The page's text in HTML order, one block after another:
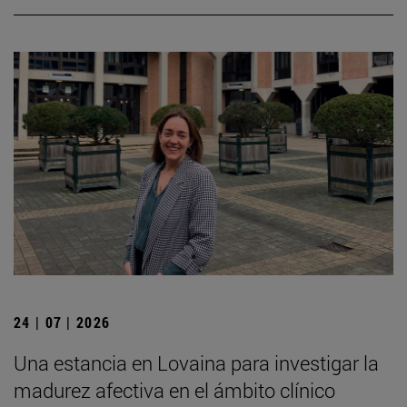
24 | 07 | 2026
Una estancia en Lovaina para investigar la
madurez afectiva en el ámbito clínico